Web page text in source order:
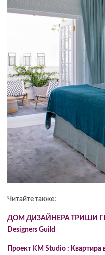
Читайте также:
ДОМ ДИЗАЙНЕРА ТРИШИ
Designers Guild
Проект KM Studio : Квартира